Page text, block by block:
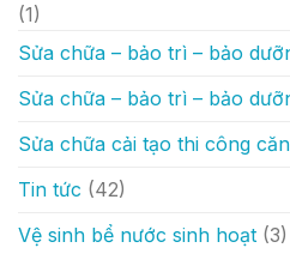
(1)
Sửa chữa – bảo trì – bảo
Sửa chữa – bảo trì – bảo
Sửa chữa cải tạo thi công
Tin tức (42)
Vệ sinh bể nước sinh hoạt (3)